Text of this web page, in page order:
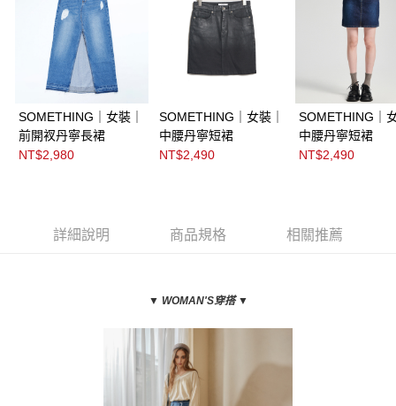
SOMETHING｜女裝｜
前開衩丹寧長裙
NT$2,980
SOMETHING｜女裝｜
中腰丹寧短裙
NT$2,490
SOMETHING｜
中腰丹寧短裙
NT$2,490
詳細說明 商品規格 相關推薦
▼ WOMAN'S穿搭 ▼